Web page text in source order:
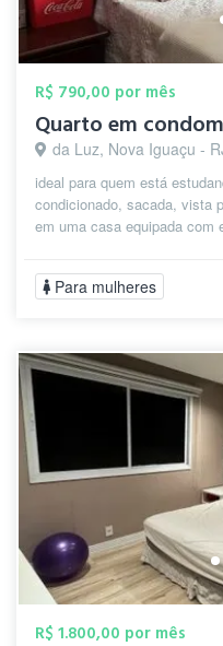
R$ 790,00 por mês
Quarto em
da Luz, Nova Iguaçu -
ideal para quem está
condicionado, sacada, vista
em uma casa equipada com
Para mulheres
R$ 1.800,00 por mês